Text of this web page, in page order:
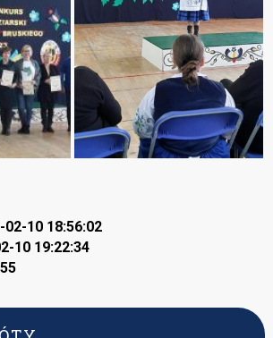
02-10 18:56:02
10 19:22:34